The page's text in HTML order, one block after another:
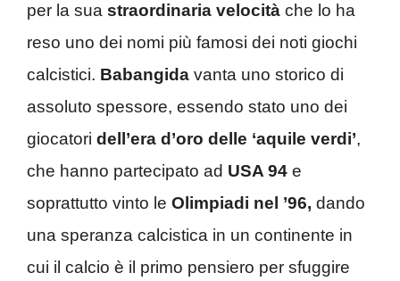
per la sua straordinaria velocità che lo ha
reso uno dei nomi più famosi dei noti giochi
calcistici. Babangida vanta uno storico di
assoluto spessore, essendo stato uno dei
giocatori dell’era d’oro delle ‘aquile verdi’,
che hanno partecipato ad USA 94 e
soprattutto vinto le Olimpiadi nel ’96, dando
una speranza calcistica in un continente in
cui il calcio è il primo pensiero per sfuggire